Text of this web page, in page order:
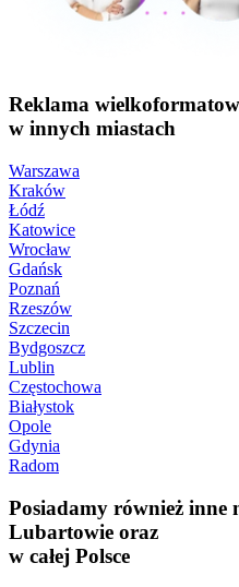
Reklama
w innych miastach
Warszawa
Kraków
Łódź
Katowice
Wrocław
Gdańsk
Poznań
Rzeszów
Szczecin
Bydgoszcz
Lublin
Częstochowa
Białystok
Opole
Gdynia
Radom
Posiadamy również inne
Lubartowie oraz
w całej Polsce